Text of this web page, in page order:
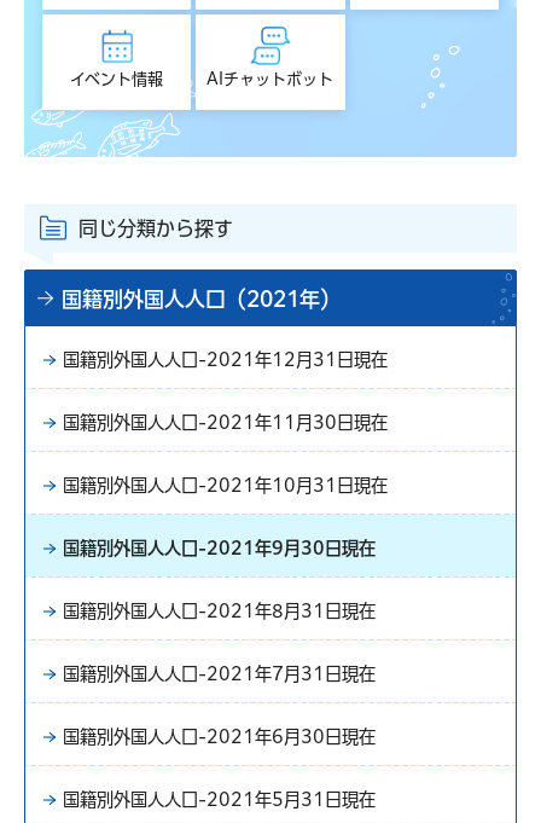
イベント情報 AIチャットボット
同じ分類から探す
国籍別外国人人口（2021年）
国籍別外国人人口-2021年12月31日現在
国籍別外国人人口-2021年11月30日現在
国籍別外国人人口-2021年10月31日現在
国籍別外国人人口-2021年9月30日現在
国籍別外国人人口-2021年8月31日現在
国籍別外国人人口-2021年7月31日現在
国籍別外国人人口-2021年6月30日現在
国籍別外国人人口-2021年5月31日現在